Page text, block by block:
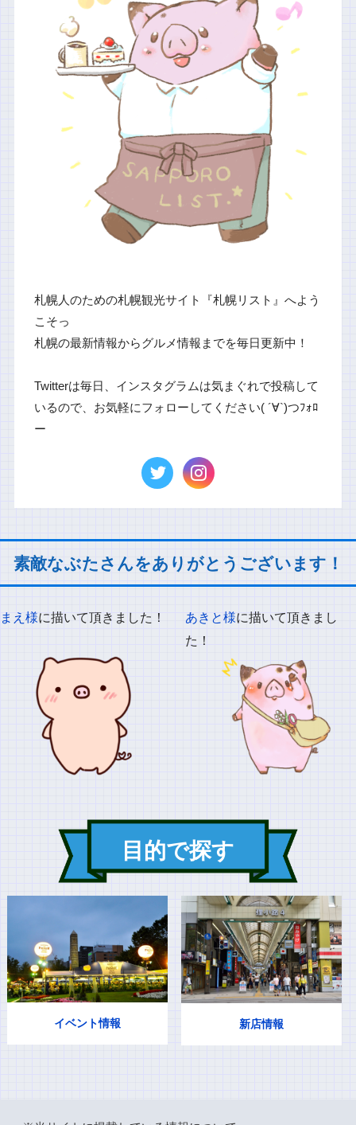
札幌人のための札幌観光サイト『札幌リスト』へよう
こそっ
札幌の最新情報からグルメ情報までを毎日更新中！
Twitterは毎日、インスタグラムは気まぐれで投稿して
いるので、お気軽にフォローしてください( ´∀`)つﾌｫﾛ
ー
素敵なぶたさんをありがとうございます！
まえ様に描いて頂きました！ あきと様に描いて頂きまし
た！
目的で探す
イベント情報 新店情報